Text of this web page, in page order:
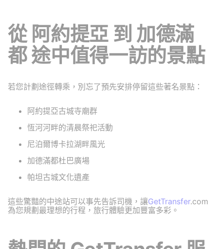
從 阿約提亞 到 加德滿
都 途中值得一訪的景點
若您計劃途徑轉乘，別忘了預先安排停留這些著名景點：
阿約提亞古城寺廟群
恆河河畔的清晨祭祀活動
尼泊爾博卡拉湖畔風光
加德滿都杜巴廣場
帕坦古城文化遺產
這些驚豔的中途站可以事先告訴司機，讓GetTransfer.com
為您規劃最理想的行程，旅行體驗更加豐富多彩。